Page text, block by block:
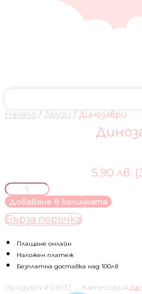
Начало / Други / Динозаври
5,90 лв.
количество
за
Динозаври
Добавяне в количката
Бърза поръчка
Плащане онлайн
Наложен платеж
Безплатна доставка над 100лв
Продукт # 0693 Категория